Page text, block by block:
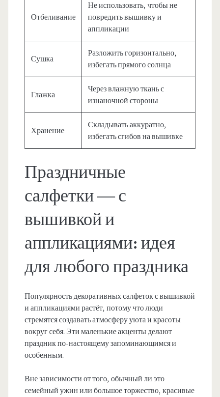
Отбеливание
Не использовать, чтобы не
повредить вышивку и
аппликации
Сушка
Разложить горизонтально,
избегать прямого солнца
Глажка
Через влажную ткань с
изнаночной стороны
Хранение
Складывать аккуратно,
избегать сгибов на вышивке
Праздничные
салфетки — с
вышивкой и
аппликациями: идея
для любого праздника
Популярность декоративных салфеток с вышивкой
и аппликациями растёт, потому что люди
стремятся создавать атмосферу уюта и красоты
вокруг себя. Эти маленькие акценты делают
праздник по-настоящему запоминающимся и
особенным.
Вне зависимости от того, обычный ли это
семейный ужин или большое торжество, красивые